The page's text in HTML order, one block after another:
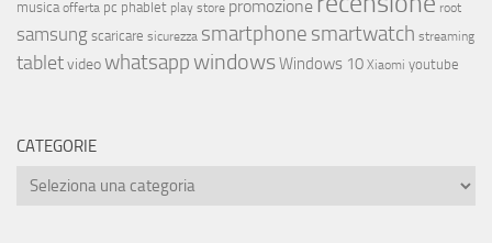
musica offerta pc phablet play store promozione root
samsungscaricare sicurezza smartphone smartwatch streaming
tabletvideowhatsappwindowsWindows 10 Xiaomi youtube
CATEGORIE